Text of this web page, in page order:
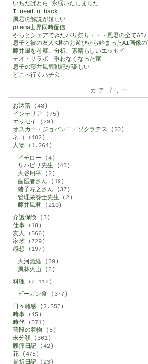
いちだぱとら 永眠いたしました
I need u back
風君の解説が嬉しい
prema世界同時配信
やっとシェアできたパリ祭り・・・風君の全てAI
息子と彼の友人K君のお遊びから始まったAI画像
藤井風を考察、分析、素晴らしいエッセイ
テオ・サラポ 歌わなくなった家
息子の藤井風観戦記が楽しい
どこへ行くハチ公
カテゴリー
お洒落 (48)
インテリア (75)
エッセイ
(29)
オスカー・ジョバンニ・ソクラテス (20)
ネコ
(402)
人物 (1,264)
イチロー (4)
リハビリ先生 (43)
大谷翔平 (2)
歯医者さん (19)
猪子寿之さん (37)
管理栄養士先生 (2)
藤井風君 (210)
介護保険 (3)
仕事 (18)
友人 (566)
家族 (729)
感想 (197)
大河義経 (39)
風林火山 (5)
料理 (2,112)
ビーガン食 (377)
日々雑感 (2,557)
時事 (45)
時代 (571)
普段の着物 (5)
未分類 (361)
腰痛日記 (42)
花 (475)
骨折日記 (23)